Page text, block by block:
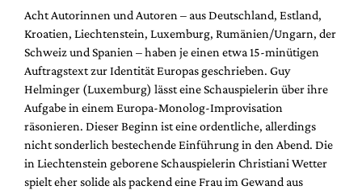
Acht Autorinnen und Autoren – aus Deutschland, Estland,
Kroatien, Liechtenstein, Luxemburg, Rumänien/Ungarn, der
Schweiz und Spanien – haben je einen etwa 15-minütigen
Auftragstext zur Identität Europas geschrieben. Guy
Helminger (Luxemburg) lässt eine Schauspielerin über ihre
Aufgabe in einem Europa-Monolog-Improvisation
räsonieren. Dieser Beginn ist eine ordentliche, allerdings
nicht sonderlich bestechende Einführung in den Abend. Die
in Liechtenstein geborene Schauspielerin Christiani Wetter
spielt eher solide als packend eine Frau im Gewand aus